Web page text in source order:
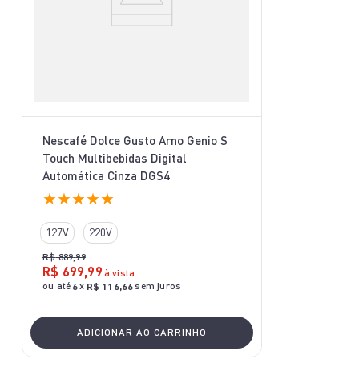
Nescafé Dolce Gusto Arno Genio S
Touch Multibebidas Digital
Automática Cinza DGS4
★★★★★
127V 220V
R$ 889,99
R$ 699,99 à vista
ou até 6x R$ 116,66sem juros
ADICIONAR AO CARRINHO